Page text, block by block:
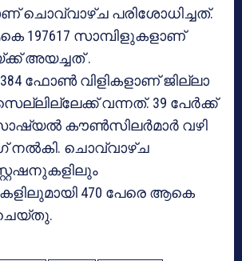
ചൊവ്വാഴ്ച പരിശോധിച്ചത്.
197617 സാമ്പിളുകളാണ്
അയച്ചത് .
ഫോൺ വിളികളാണ് ജില്ലാ
വന്നത്. 39 പേർക്ക്
കൗൺസിലർമാർ വഴി
നൽകി. ചൊവ്വാഴ്ച
470 പേരെ ആകെ